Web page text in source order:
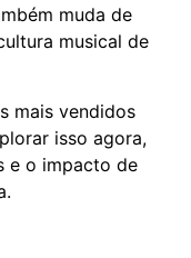
muda de
musical de
mais vendidos
isso agora,
e o impacto de